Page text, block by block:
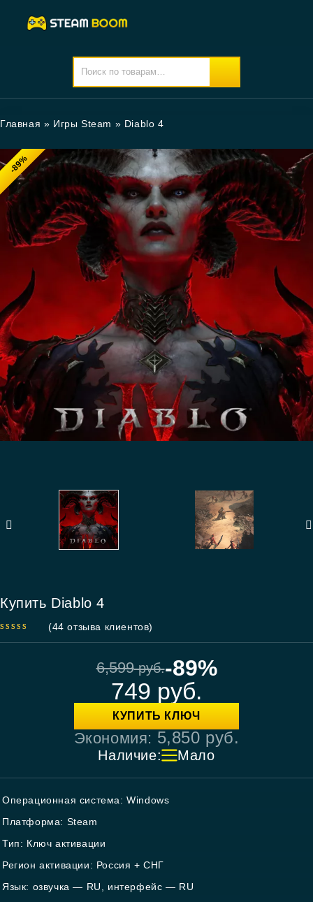
Главная » Игры Steam » Diablo 4
-89%
Купить Diablo 4
(44 отзыва клиентов)
6,599руб.-89%
749 руб.
КУПИТЬ КЛЮЧ
Экономия: 5,850 руб.
Наличие: Мало
Операционная система: Windows
Платформа: Steam
Тип: Ключ активации
Регион активации: Россия + СНГ
Язык: озвучка — RU, интерфейс — RU